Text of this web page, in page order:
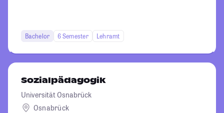
Bachelor 6 Semester Lehramt
Sozialpädagogik
Universität Osnabrück
Osnabrück